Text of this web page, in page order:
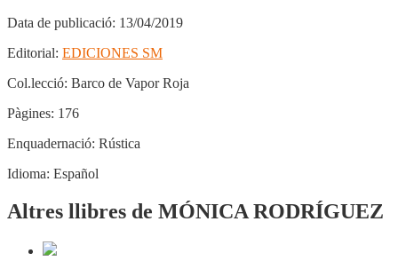
Data de publicació: 13/04/2019
Editorial: EDICIONES SM
Col.lecció: Barco de Vapor Roja
Pàgines: 176
Enquadernació: Rústica
Idioma: Español
Altres llibres de MÓNICA RODRÍGUEZ